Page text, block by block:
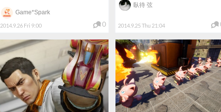
2014.9.26 Fri 9:00
Game*Spark
0 2014.9.25 Thu 21:04
臥待 弦